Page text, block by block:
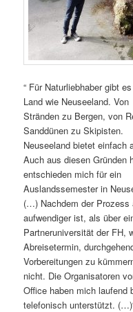
“ Für Naturliebhaber gibt
Land wie Neuseeland. Von
Stränden zu Bergen, von
Sanddünen zu Skipisten.
Neuseeland bietet einfach
Auch aus diesen Gründen
entschieden mich für ein
Auslandssemester in
(…) Nachdem der Prozess
aufwendiger ist, als über
Partneruniversität der FH,
Abreisetermin,
Vorbereitungen zu
nicht. Die Organisatoren
Office haben mich laufend
telefonisch unterstützt.